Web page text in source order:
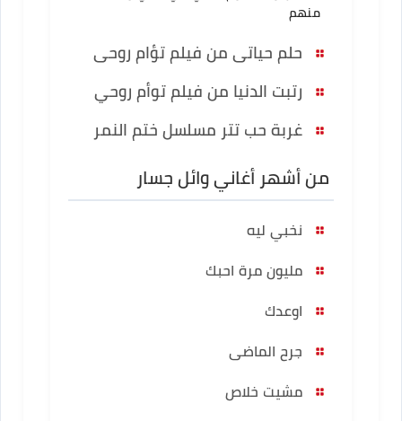
منهم
حلم حياتى من فيلم تؤام روحى
رتبت الدنيا من فيلم توأم روحي
غربة حب تتر مسلسل ختم النمر
من أشهر أغاني وائل جسار
نخبي ليه
مليون مرة احبك
اوعدك
جرح الماضى
مشيت خلاص